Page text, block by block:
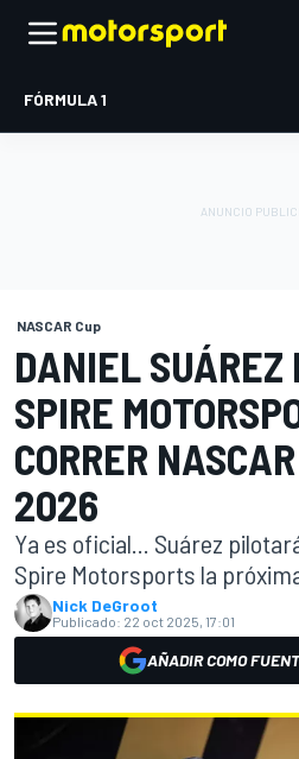
FÓRMULA 1
NASCAR Cup
DANIEL SUÁREZ
SPIRE
CORRER
2026
Ya es oficial... Suárez
Spire Motorsports la
Nick DeGroot
Publicado: 22 oct 2025, 17:01
AÑADIR COMO